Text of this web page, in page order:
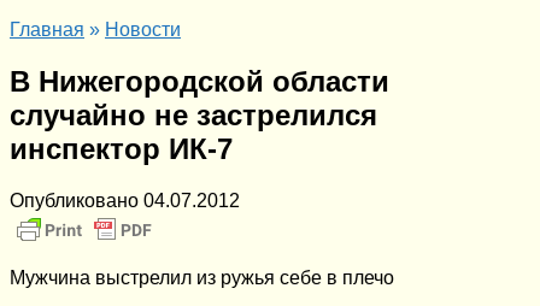
Главная » Новости
В Нижегородской области
случайно не застрелился
инспектор ИК-7
Опубликовано 04.07.2012
Мужчина выстрелил из ружья себе в плечо